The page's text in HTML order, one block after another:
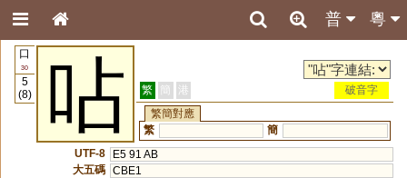
粵
普
口
30
5
(8)
呫 繁 簡 港
破音字
繁簡對應
繁
簡
UTF-8
E5 91 AB
大五碼 CBE1